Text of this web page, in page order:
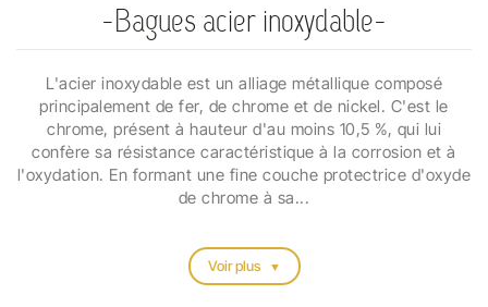
Bagues acier inoxydable
L'acier inoxydable est un alliage métallique composé
principalement de fer, de chrome et de nickel. C'est le
chrome, présent à hauteur d'au moins 10,5 %, qui lui
confère sa résistance caractéristique à la corrosion et à
l'oxydation. En formant une fine couche protectrice d'oxyde
de chrome à sa...
Voir plus